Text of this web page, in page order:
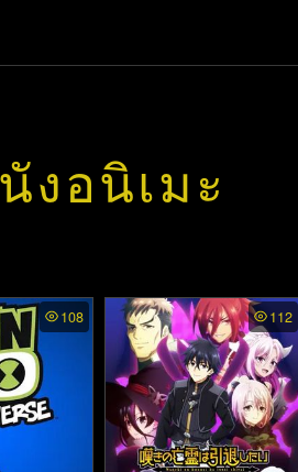
งอนิเมะ
108 112